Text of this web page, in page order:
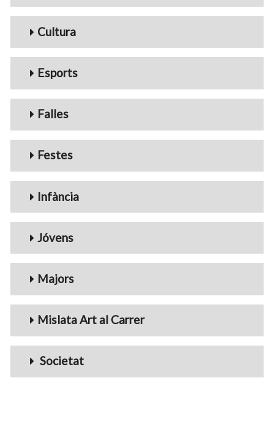
Cultura
Esports
Falles
Festes
Infància
Jóvens
Majors
Mislata Art al Carrer
Societat